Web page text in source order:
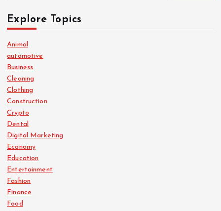
Explore Topics
Animal
automotive
Business
Cleaning
Clothing
Construction
Crypto
Dental
Digital Marketing
Economy
Education
Entertainment
Fashion
Finance
Food